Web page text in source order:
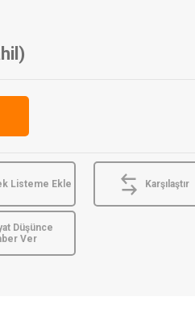
Listeme Ekle Karşılaştır
Düşünce
Ver